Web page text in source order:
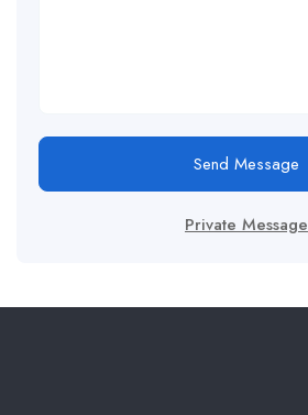
Send Message
Private Message